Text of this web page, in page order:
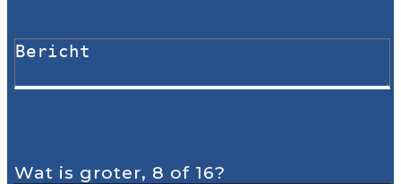
Wat is groter, 8 of 16?